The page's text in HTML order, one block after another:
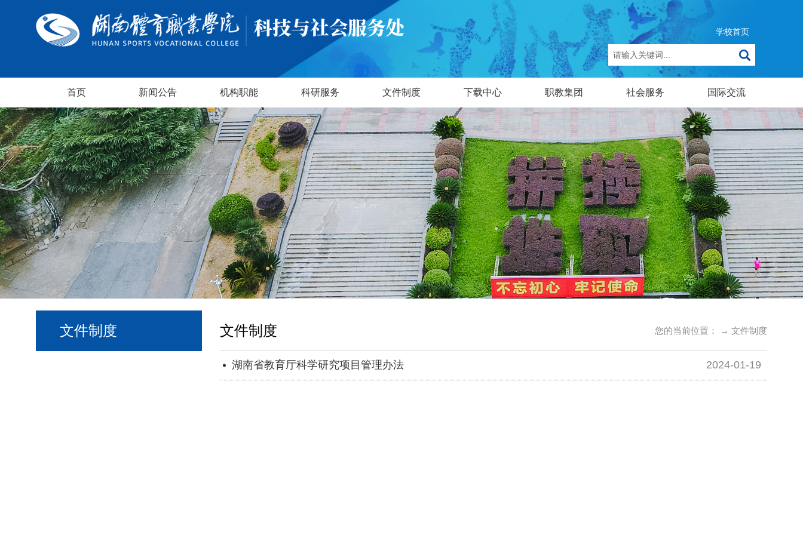
学校首页
首页 新闻公告 机构职能 科研服务 文件制度 下载中心 职教集团 社会服务 国际交流
文件制度 文件制度 您的当前位置： → 文件制度
湖南省教育厅科学研究项目管理办法 2024-01-19